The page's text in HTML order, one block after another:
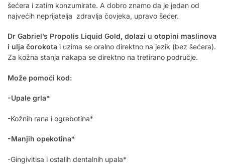
šećera i zatim konzumirate. A dobro znamo da je jedan od
najvećih neprijatelja zdravlja čovjeka, upravo šećer.
Dr Gabriel’s Propolis Liquid Gold, dolazi u otopini maslinova
i ulja čorokota i uzima se oralno direktno na jezik (bez šećera).
Za kožna stanja nakapa se direktno na tretirano područje.
Može pomoći kod:
-Upale grla*
-Kožnih rana i ogrebotina*
-Manjih opekotina*
-Gingivitisa i ostalih dentalnih upala*